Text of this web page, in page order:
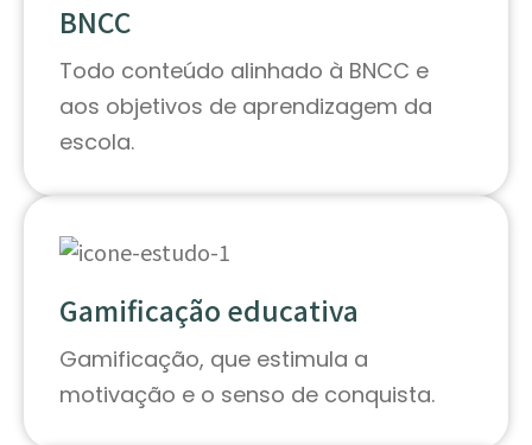
BNCC
Todo conteúdo alinhado à BNCC e
aos objetivos de aprendizagem da
escola.
Gamificação educativa
Gamificação, que estimula a
motivação e o senso de conquista.